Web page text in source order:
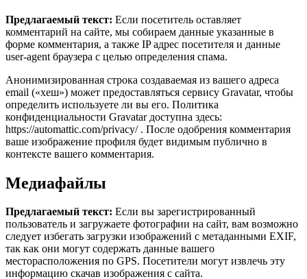
Предлагаемый текст: Если посетитель оставляет
комментарий на сайте, мы собираем данные указанные в
форме комментария, а также IP адрес посетителя и данные
user-agent браузера с целью определения спама.
Анонимизированная строка создаваемая из вашего адреса
email («хеш») может предоставляться сервису Gravatar, чтобы
определить используете ли вы его. Политика
конфиденциальности Gravatar доступна здесь:
https://automattic.com/privacy/ . После одобрения комментария
ваше изображение профиля будет видимым публично в
контексте вашего комментария.
Медиафайлы
Предлагаемый текст: Если вы зарегистрированный
пользователь и загружаете фотографии на сайт, вам возможно
следует избегать загрузки изображений с метаданными EXIF,
так как они могут содержать данные вашего
месторасположения по GPS. Посетители могут извлечь эту
информацию скачав изображения с сайта.